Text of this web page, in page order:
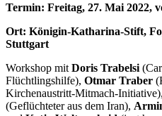
Termin: Freitag, 27. Mai 2022,
Ort: Königin-Katharina-Stift,
Stuttgart
Workshop mit Doris Trabelsi
Flüchtlingshilfe), Otmar Traber
Kirchenaustritt-Mitmach-Initiative),
(Geflüchteter aus dem Iran),